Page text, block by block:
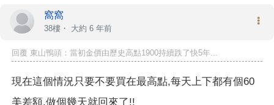
窩窩
38樓・ 大約 6 年前
回覆 東山鴨頭 ：當初金價由歷史高點1900持續跌了快5年...
現在這個情況只要不要買在最高點,每天上下都有個60
美差額,做個幾天就回來了!!